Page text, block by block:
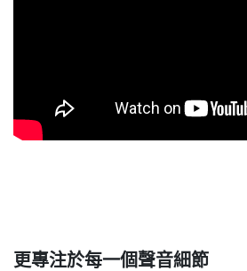
更專注於每一個聲音細節